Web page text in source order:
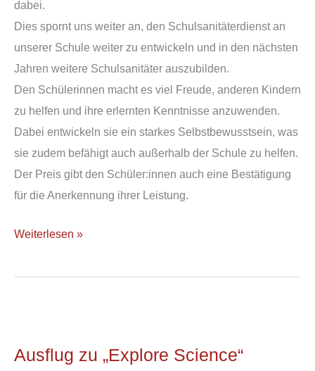
dabei.
Dies spornt uns weiter an, den Schulsanitäterdienst an
unserer Schule weiter zu entwickeln und in den nächsten
Jahren weitere Schulsanitäter auszubilden.
Den Schülerinnen macht es viel Freude, anderen Kindern
zu helfen und ihre erlernten Kenntnisse anzuwenden.
Dabei entwickeln sie ein starkes Selbstbewusstsein, was
sie zudem befähigt auch außerhalb der Schule zu helfen.
Der Preis gibt den Schüler:innen auch eine Bestätigung
für die Anerkennung ihrer Leistung.
Weiterlesen »
Ausflug zu „Explore Science“
„Explore